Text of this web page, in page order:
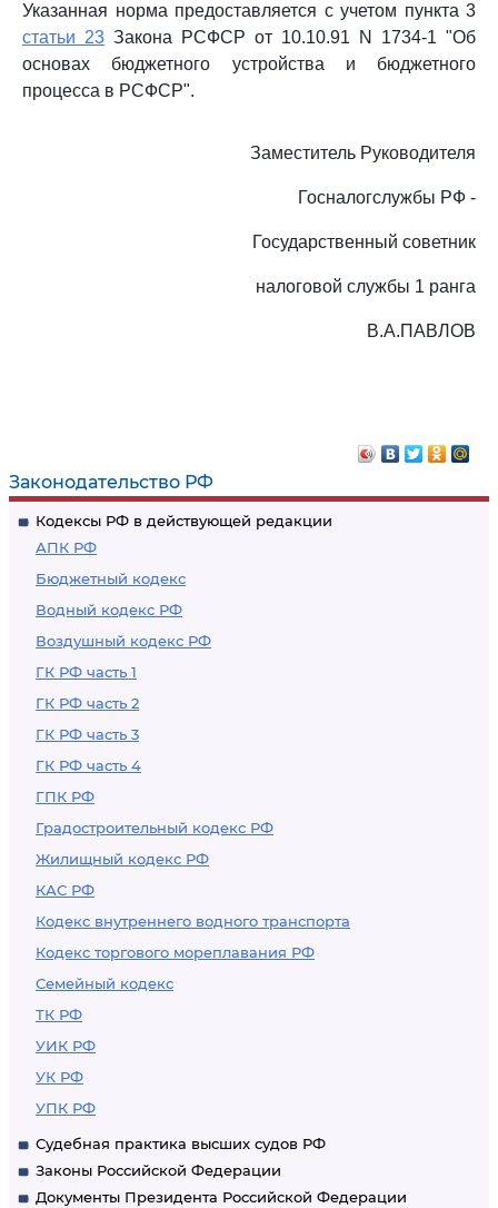
Законодательство РФ
Кодексы РФ в действующей редакции
АПК РФ
Бюджетный кодекс
Водный кодекс РФ
Воздушный кодекс РФ
ГК РФ часть 1
ГК РФ часть 2
ГК РФ часть 3
ГК РФ часть 4
ГПК РФ
Градостроительный кодекс РФ
Жилищный кодекс РФ
КАС РФ
Кодекс внутреннего водного транспорта
Кодекс торгового мореплавания РФ
Семейный кодекс
ТК РФ
УИК РФ
УК РФ
УПК РФ
Судебная практика высших судов РФ
Законы Российской Федерации
Документы Президента Российской Федерации
Указанная норма предоставляется с учетом пункта 3
статьи 23 Закона РСФСР от 10.10.91 N 1734-1 "Об
основах бюджетного устройства и бюджетного
процесса в РСФСР".
Заместитель Руководителя
Госналогслужбы РФ -
Государственный советник
налоговой службы 1 ранга
В.А.ПАВЛОВ